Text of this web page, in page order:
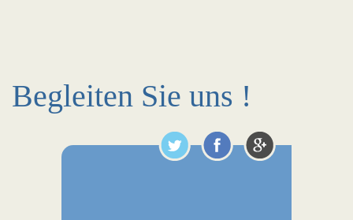
Begleiten Sie uns !